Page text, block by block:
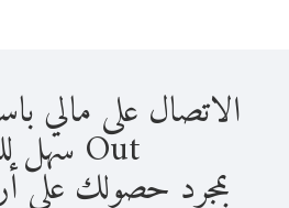
Out سهل للغاية.